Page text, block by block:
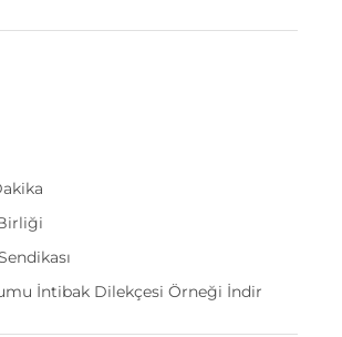
İntibak Dilekçesi Örneği İndir